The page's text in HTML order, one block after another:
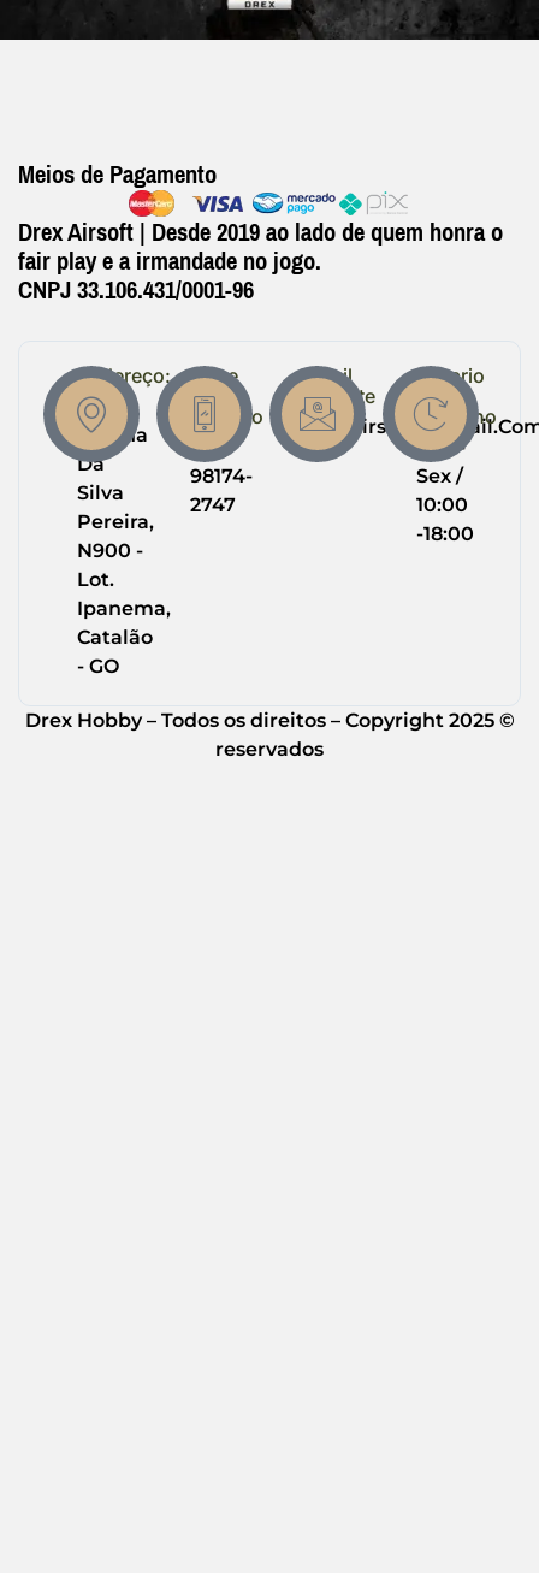
Meios de Pagamento
Drex Airsoft | Desde 2019 ao lado de quem honra o
fair play e a irmandade no jogo.
CNPJ 33.106.431/0001-96
Endereço:
R.
Helena
Da
Silva
Pereira,
N900 -
Lot.
Ipanema,
Catalão
- GO
Entre
em
Contato
(64)
98174-
2747
Email
Suporte
Horario
de
Trabalho
Seg -
Sex /
10:00
-18:00
Drex Hobby – Todos os direitos – Copyright 2025 ©
reservados